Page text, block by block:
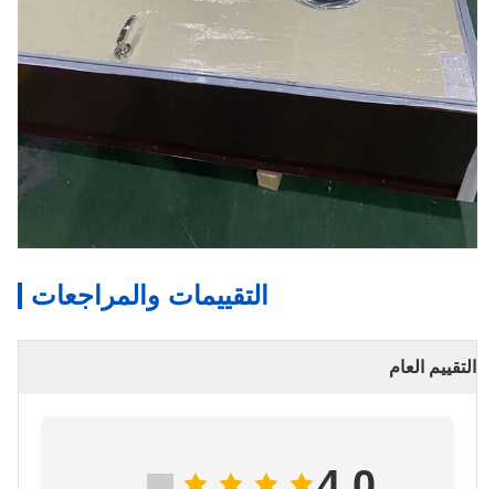
التقييمات والمراجعات
التقييم العام